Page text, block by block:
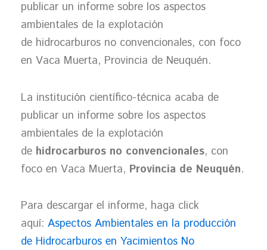
publicar un informe sobre los aspectos
ambientales de la explotación
de hidrocarburos no convencionales, con foco
en Vaca Muerta, Provincia de Neuquén.
La institución científico-técnica acaba de
publicar un informe sobre los aspectos
ambientales de la explotación
de hidrocarburos no convencionales, con
foco en Vaca Muerta, Provincia de Neuquén.
Para descargar el informe, haga click
aquí: Aspectos Ambientales en la producción
de Hidrocarburos en Yacimientos No